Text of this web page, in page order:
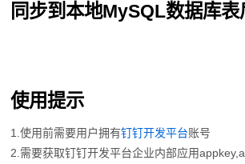
同步到本地MySQL数据库
使用提示
1.使用前需要用户拥有钉钉开发平台账号
2.需要获取钉钉开发平台企业内部应用